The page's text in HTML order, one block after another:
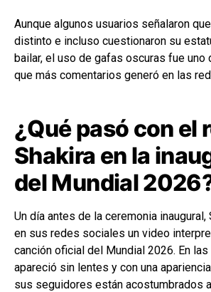
Aunque algunos usuarios señalaron
distinto e incluso cuestionaron su
bailar, el uso de gafas oscuras fue
que más comentarios generó en las
¿Qué pasó con el
Shakira en la
del Mundial
Un día antes de la ceremonia
en sus redes sociales un video
canción oficial del Mundial 2026. En
apareció sin lentes y con una
sus seguidores están acostumbrados